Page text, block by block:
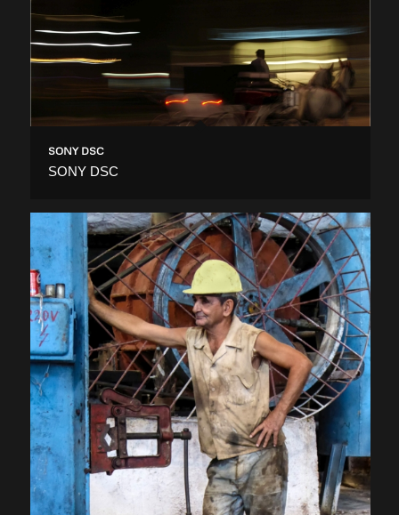
SONY DSC
SONY DSC